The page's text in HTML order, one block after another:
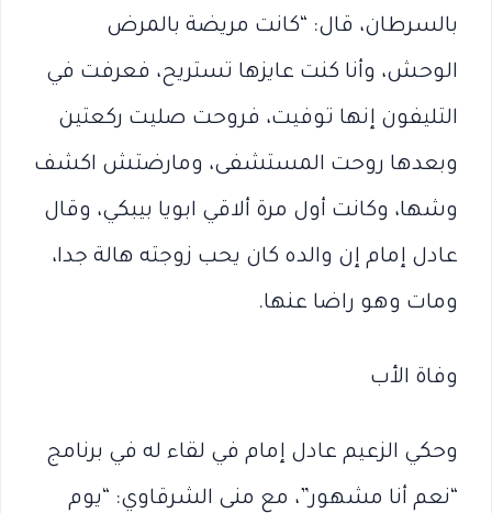
بالسرطان، قال: “كانت مريضة بالمرض
الوحش، وأنا كنت عايزها تستريح، فعرفت في
التليفون إنها توفيت، فروحت صليت ركعتين
وبعدها روحت المستشفى، ومارضتش اكشف
وشها، وكانت أول مرة ألاقي ابويا بيبكي، وقال
عادل إمام إن والده كان يحب زوجته هالة جدا،
ومات وهو راضا عنها.
وفاة الأب
وحكي الزعيم عادل إمام في لقاء له في برنامج
“نعم أنا مشهور”، مع منى الشرقاوي: “يوم